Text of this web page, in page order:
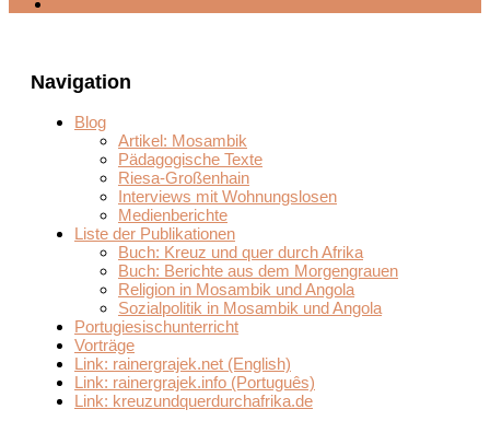
Navigation
Blog
Artikel: Mosambik
Pädagogische Texte
Riesa-Großenhain
Interviews mit Wohnungslosen
Medienberichte
Liste der Publikationen
Buch: Kreuz und quer durch Afrika
Buch: Berichte aus dem Morgengrauen
Religion in Mosambik und Angola
Sozialpolitik in Mosambik und Angola
Portugiesischunterricht
Vorträge
Link: rainergrajek.net (English)
Link: rainergrajek.info (Português)
Link: kreuzundquerdurchafrika.de